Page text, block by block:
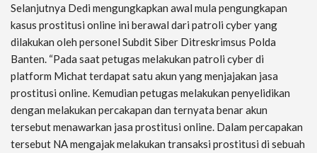
Selanjutnya Dedi mengungkapkan awal mula pengungkapan
kasus prostitusi online ini berawal dari patroli cyber yang
dilakukan oleh personel Subdit Siber Ditreskrimsus Polda
Banten. “Pada saat petugas melakukan patroli cyber di
platform Michat terdapat satu akun yang menjajakan jasa
prostitusi online. Kemudian petugas melakukan penyelidikan
dengan melakukan percakapan dan ternyata benar akun
tersebut menawarkan jasa prostitusi online. Dalam percapakan
tersebut NA mengajak melakukan transaksi prostitusi di sebuah